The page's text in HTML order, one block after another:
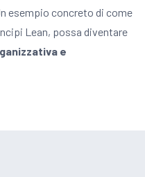
esempio concreto di come
Lean, possa diventare
e